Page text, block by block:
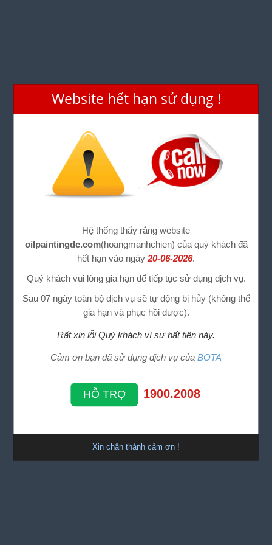
Website hết hạn sử dụng !
Hệ thống thấy rằng website
oilpaintingdc.com(hoangmanhchien) của quý khách đã
hết hạn vào ngày20-06-2026.
Quý khách vui lòng gia hạn để tiếp tục sử dụng dịch vụ.
Sau 07 ngày toàn bộ dịch vụ sẽ tự động bị hủy (không thể
gia hạn và phục hồi được).
Rất xin lỗi Quý khách vì sự bất tiện này.
Cảm ơn bạn đã sử dụng dịch vụ của BOTA
HỖ TRỢ 1900.2008
Xin chân thành cảm ơn !